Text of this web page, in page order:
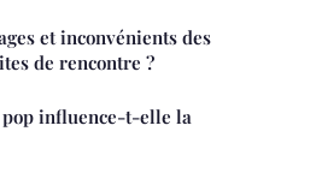
et inconvénients des
de rencontre ?
influence-t-elle la